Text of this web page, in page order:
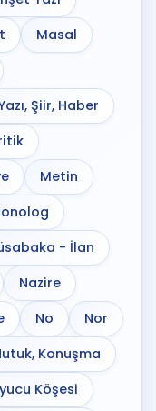
Masal
Şiir, Haber
Metin
- İlan
Nazire
No
Nor
Konuşma
Köşesi